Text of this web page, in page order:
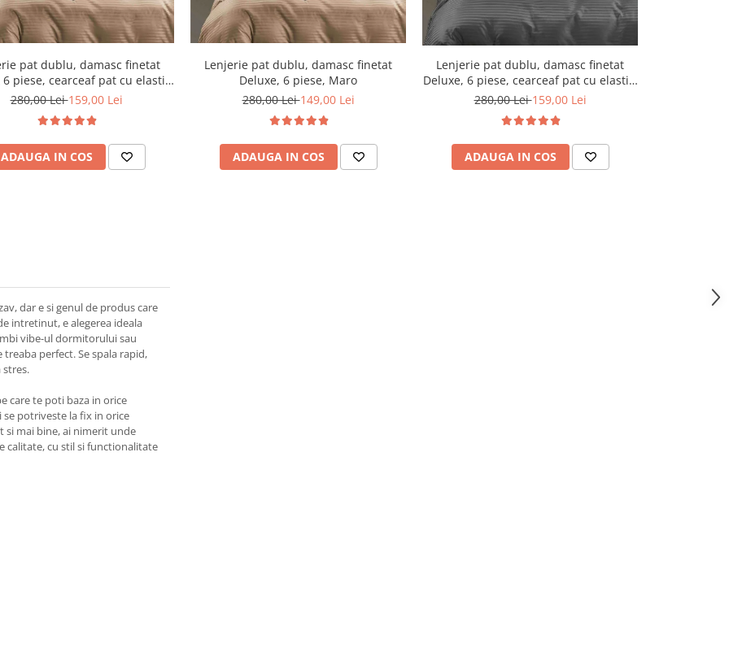
pat dublu, damasc finetat
6 piese, cearceaf pat cu elastic,
Maro
280,00 Lei159,00 Lei
ADAUGA IN COS
Lenjerie pat dublu, damasc finetat
Deluxe, 6 piese, Maro
280,00 Lei149,00 Lei
ADAUGA IN COS
Lenjerie pat dublu, damasc finetat
Deluxe, 6 piese, cearceaf pat cu elastic,
Gri Inchis
280,00 Lei159,00 Lei
ADAUGA IN COS
dar e si genul de produs care
intretinut, e alegerea ideala
vibe-ul dormitorului sau
perfect. Se spala rapid,
stres.
care te poti baza in orice
potriveste la fix in orice
si mai bine, ai nimerit unde
calitate, cu stil si functionalitate